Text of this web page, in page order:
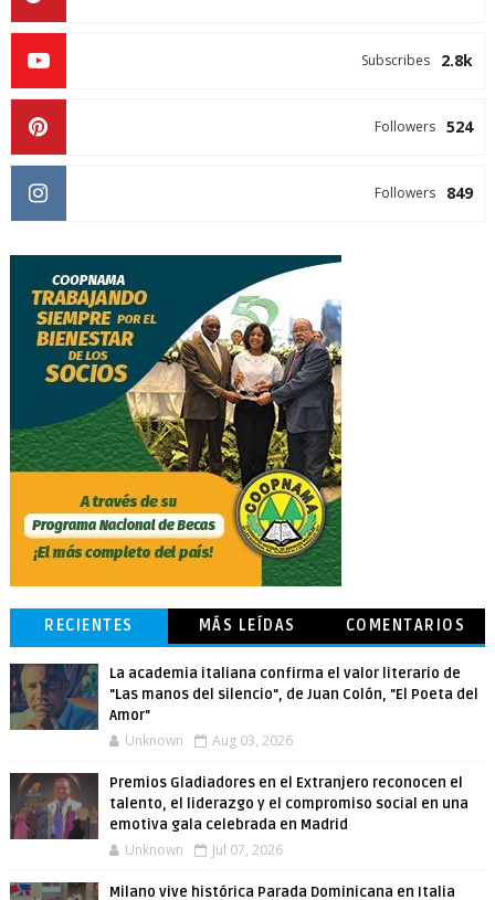
2.8k
Subscribes
524
Followers
849
Followers
RECIENTES MÁS LEÍDAS COMENTARIOS
La academia italiana confirma el valor literario de
"Las manos del silencio", de Juan Colón, "El Poeta del
Amor"
Unknown Aug 03, 2026
Premios Gladiadores en el Extranjero reconocen el
talento, el liderazgo y el compromiso social en una
emotiva gala celebrada en Madrid
Unknown Jul 07, 2026
Milano vive histórica Parada Dominicana en Italia